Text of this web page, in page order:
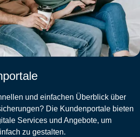
und einfachen Überblick über
Die Kundenportale bieten
Services und Angebote, um
zu gestalten.